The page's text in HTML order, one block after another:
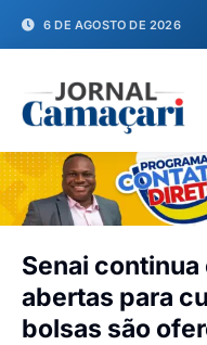
6 DE AGOSTO DE 2026
Senai
abertas para
bolsas são